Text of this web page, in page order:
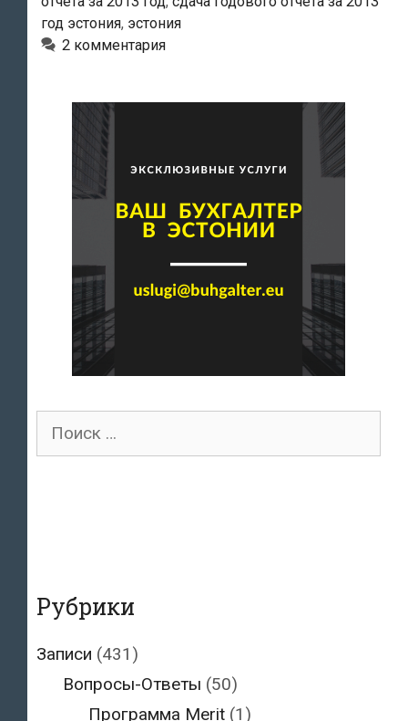
год эстония, эстония
2 комментария
Поиск
Рубрики
Записи (431)
Вопросы-Ответы (50)
Программа Merit (1)